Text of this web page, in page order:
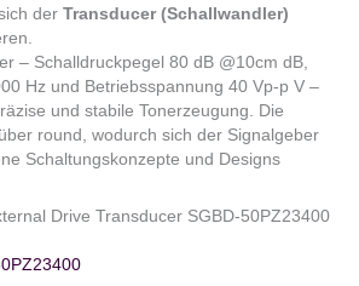
der Transducer (Schallwandler)
– Schalldruckpegel 80 dB @10cm dB,
Hz und Betriebsspannung 40 Vp-p V –
und stabile Tonerzeugung. Die
round, wodurch sich der Signalgeber
Schaltungskonzepte und Designs
Drive Transducer SGBD-50PZ23400